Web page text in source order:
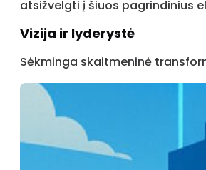
atsižvelgti į šiuos pagrindinius
Vizija ir lyderystė
Sėkminga skaitmeninė